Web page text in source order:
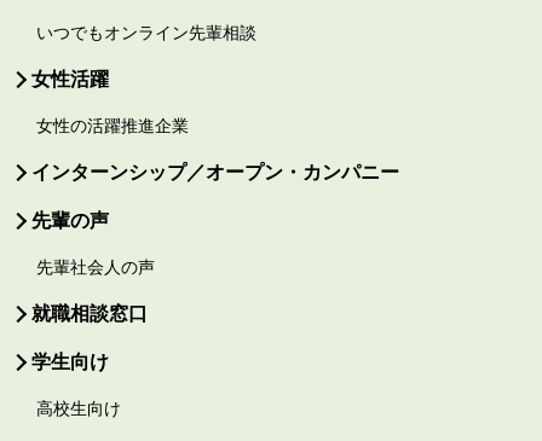
いつでもオンライン先輩相談
女性活躍
女性の活躍推進企業
インターンシップ／オープン・カンパニー
先輩の声
先輩社会人の声
就職相談窓口
学生向け
高校生向け